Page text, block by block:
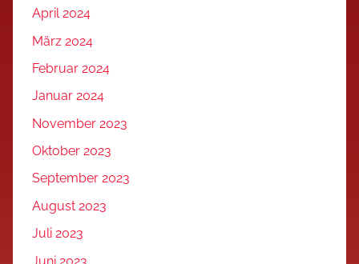
April 2024
März 2024
Februar 2024
Januar 2024
November 2023
Oktober 2023
September 2023
August 2023
Juli 2023
Juni 2023